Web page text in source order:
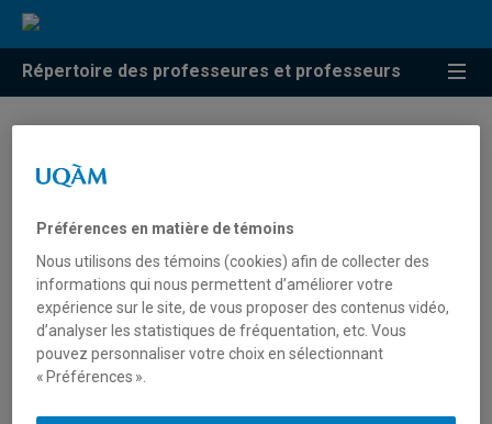
Répertoire des professeures et professeurs
« Comportement
organisationnel »
Professeur
Préférences en matière de témoins
Nous utilisons des témoins (cookies) afin de collecter des
informations qui nous permettent d’améliorer votre
expérience sur le site, de vous proposer des contenus vidéo,
d’analyser les statistiques de fréquentation, etc. Vous
pouvez personnaliser votre choix en sélectionnant
« Préférences ».